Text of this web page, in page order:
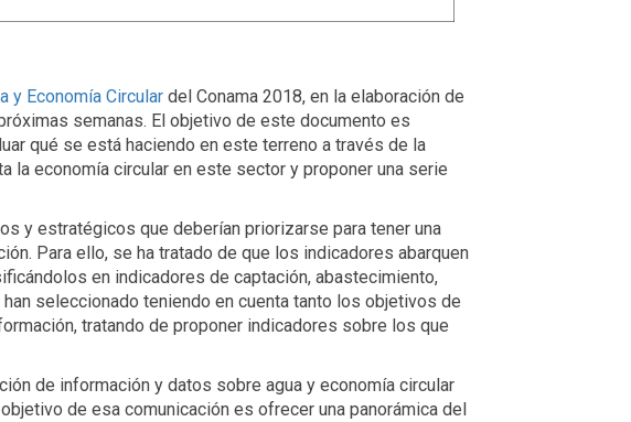
y Economía Circular del Conama 2018, en la elaboración de
semanas. El objetivo de este documento es
qué se está haciendo en este terreno a través de la
economía circular en este sector y proponer una serie
y estratégicos que deberían priorizarse para tener una
Para ello, se ha tratado de que los indicadores abarquen
en indicadores de captación, abastecimiento,
seleccionado teniendo en cuenta tanto los objetivos de
tratando de proponer indicadores sobre los que
de información y datos sobre agua y economía circular
de esa comunicación es ofrecer una panorámica del